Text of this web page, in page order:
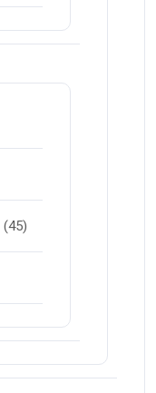
(45)